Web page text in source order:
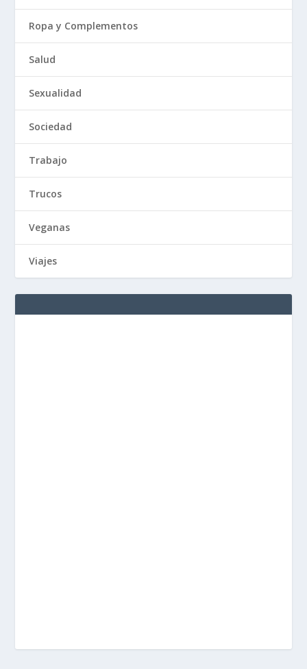
Ropa y Complementos
Salud
Sexualidad
Sociedad
Trabajo
Trucos
Veganas
Viajes